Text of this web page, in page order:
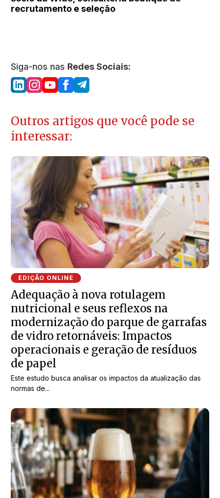
recrutamento e seleção
Siga-nos nas Redes Sociais:
Outros artigos que você pode se
interessar:
EDIÇÃO ONLINE
Adequação à nova rotulagem
nutricional e seus reflexos na
modernização do parque de garrafas
de vidro retornáveis: Impactos
operacionais e geração de resíduos
de papel
Este estudo busca analisar os impactos da atualização das
normas de...